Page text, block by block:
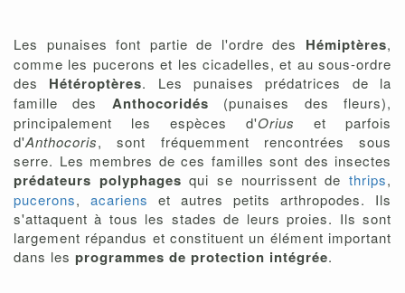
Les punaises font partie de l'ordre des Hémiptères,
comme les pucerons et les cicadelles, et au sous-ordre
des Hétéroptères. Les punaises prédatrices de la
famille des Anthocoridés (punaises des fleurs),
principalement les espèces d'Orius et parfois
d'Anthocoris, sont fréquemment rencontrées sous
serre. Les membres de ces familles sont des insectes
prédateurs polyphages qui se nourrissent dethrips,
pucerons, acariens et autres petits arthropodes. Ils
s'attaquent à tous les stades de leurs proies. Ils sont
largement répandus et constituent un élément important
dans les programmes de protection intégrée.